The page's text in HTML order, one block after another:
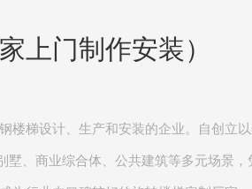
家上门制作安装）
楼梯设计、生产和安装的企业。自创立
墅、商业综合体、公共建筑等多元场景